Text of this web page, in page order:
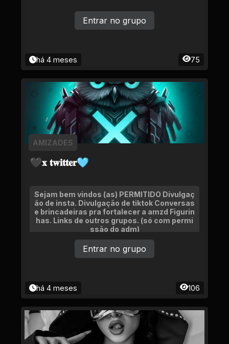
há 4 meses 75
Entrar no grupo
🖤𝐱 𝐭𝐰𝐢𝐭𝐭𝐞𝐫🩵
AMIZADES
Sejam bem vindos (as) PERMITIDO Divulgaç
ão de insta. Divulgação de tiktok Conversas
e brincadeiras pra fortalecer a amzd Figurin
has. Links de outros grupos. (só com permi
ssão do adm)
há 4 meses 106
Entrar no grupo